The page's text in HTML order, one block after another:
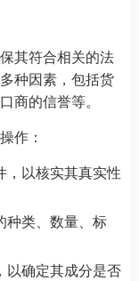
其符合相关的法
种因素，包括货
商的信誉等。
作：
，以核实其真实性
种类、数量、标
以确定其成分是否